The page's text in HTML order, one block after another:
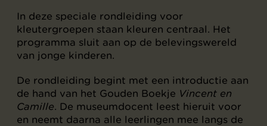
In deze speciale rondleiding voor
kleutergroepen staan kleuren centraal. Het
programma sluit aan op de belevingswereld
van jonge kinderen.
De rondleiding begint met een introductie aan
de hand van het Gouden Boekje Vincent en
Camille. De museumdocent leest hieruit voor
en neemt daarna alle leerlingen mee langs de